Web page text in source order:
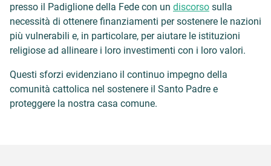
presso il Padiglione della Fede con un discorso sulla
necessità di ottenere finanziamenti per sostenere le nazioni
più vulnerabili e, in particolare, per aiutare le istituzioni
religiose ad allineare i loro investimenti con i loro valori.
Questi sforzi evidenziano il continuo impegno della
comunità cattolica nel sostenere il Santo Padre e
proteggere la nostra casa comune.